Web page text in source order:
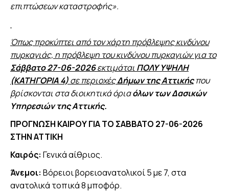
επιπτώσεων καταστροφής».
Όπως προκύπτει από τον χάρτη πρόβλεψης κινδύνου
πυρκαγιάς, η πρόβλεψη του κινδύνου πυρκαγιών για το
Σάββατο 27-06-2026εκτιμάταιΠΟΛΥ ΥΨΗΛΗ
(ΚΑΤΗΓΟΡΙΑ 4)σε περιοχέςΔήμων της Αττικής που
βρίσκονται στα διοικητικά όριαόλων των Δασικών
Υπηρεσιών της Αττικής.
ΠΡΟΓΝΩΣΗ ΚΑΙΡΟΥ ΓΙΑ ΤΟ ΣΑΒΒΑΤΟ 27-06-2026
ΣΤΗΝ ΑΤΤΙΚΗ
Καιρός: Γενικά αίθριος.
Άνεμοι: Βόρειοι βορειοανατολικοί 5 με 7, στα
ανατολικά τοπικά 8 μποφόρ.